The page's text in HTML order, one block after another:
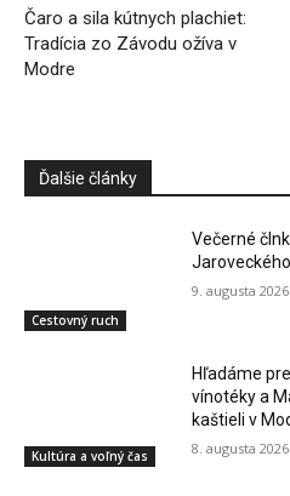
Čaro a sila kútnych plachiet:
Tradícia zo Závodu ožíva v
Modre
Ďalšie články
Cestovný ruch
Večerné
9. augusta 2026
Kultúra a voľný čas
Hľadáme
vínotéky a
kaštieli v
8. augusta 2026